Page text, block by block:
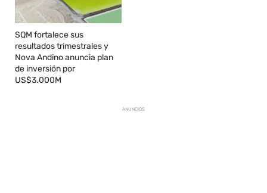
SQM fortalece sus
resultados trimestrales y
Nova Andino anuncia plan
de inversión por
US$3.000M
ANUNCIOS